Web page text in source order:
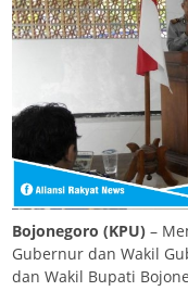
Bojonegoro (KPU) –
Gubernur dan Wakil
dan Wakil Bupati